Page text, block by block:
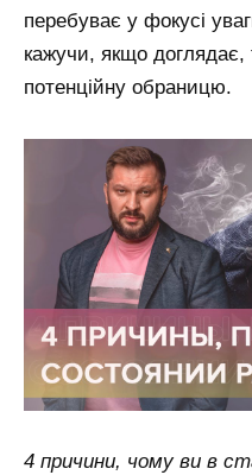
перебуває у фокусі
кажучи, якщо доглядає,
потенційну обраницю.
4 причини, чому ви в